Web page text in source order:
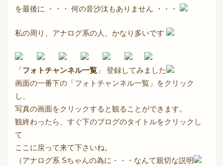
を最後に ・・・ 何の音沙汰もありません ・・・
私の周り、アナログ系の人、かなり多いです
「フォトチャンネル一覧 」 登録してみました
画面の一番下の「フォトチャンネル一覧」をクリック
し、
写真の画面をクリックすると観ることができます。
観終わったら、すぐ下のブログのタイトルをクリックし
て
ここに戻って来て下さいね。
（アナログ系 Sちゃんの為に・・・なんて親切な説明